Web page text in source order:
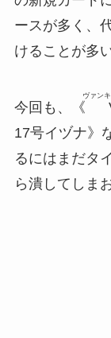
ースが多く、
けることが多
今回も、《
ヴァン
17号イヅナ》
るにはまだタ
ら潰してしま